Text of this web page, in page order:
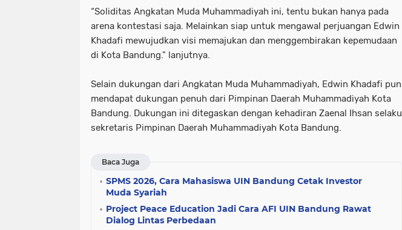
“Soliditas Angkatan Muda Muhammadiyah ini, tentu bukan hanya pada
arena kontestasi saja. Melainkan siap untuk mengawal perjuangan Edwin
Khadafi mewujudkan visi memajukan dan menggembirakan kepemudaan
di Kota Bandung." lanjutnya.
Selain dukungan dari Angkatan Muda Muhammadiyah, Edwin Khadafi pun
mendapat dukungan penuh dari Pimpinan Daerah Muhammadiyah Kota
Bandung. Dukungan ini ditegaskan dengan kehadiran Zaenal Ihsan selaku
sekretaris Pimpinan Daerah Muhammadiyah Kota Bandung.
Baca Juga
SPMS 2026, Cara Mahasiswa UIN Bandung Cetak Investor
Muda Syariah
Project Peace Education Jadi Cara AFI UIN Bandung Rawat
Dialog Lintas Perbedaan